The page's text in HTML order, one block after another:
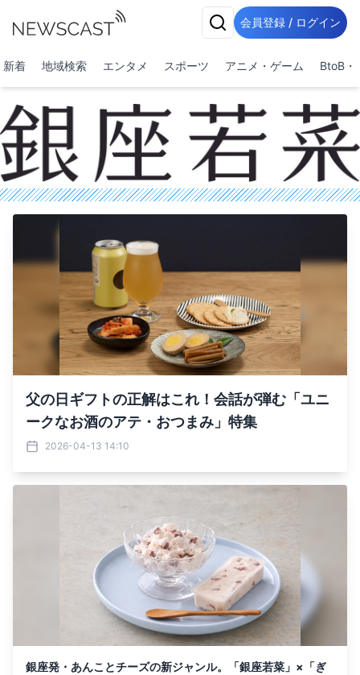
会員登録 / ログイン
新着 地域検索 エンタメ スポーツ アニメ・ゲーム BtoB・
父の日ギフトの正解はこれ！会話が弾む「ユニ
ークなお酒のアテ・おつまみ」特集
2026-04-13 14:10
銀座発・あんことチーズの新ジャンル。「銀座若菜」×「ぎ